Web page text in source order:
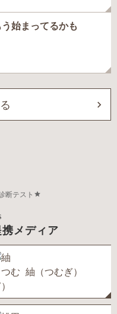
始まってるかも
断テスト
メディア
紬（つむぎ）